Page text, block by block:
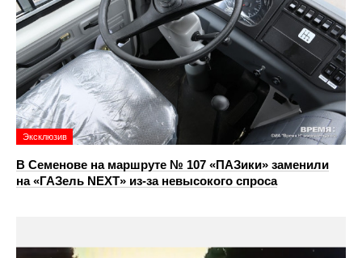
Эксклюзив
В Семенове на маршруте № 107 «ПАЗики» заменили
на «ГАЗель NEXT» из‑за невысокого спроса